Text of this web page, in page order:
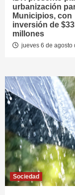
urbanización
Municipios, con
inversión de
millones
jueves 6 de agosto
Sociedad